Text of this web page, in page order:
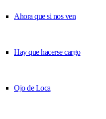
Ahora que si nos ven
Hay que hacerse cargo
Ojo de Loca